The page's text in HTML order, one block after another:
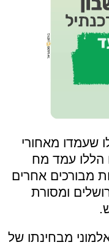
שעמדו מאחורי
הללו עמד מח
מבורכים אחרים
ומסורת
מבחינתו של